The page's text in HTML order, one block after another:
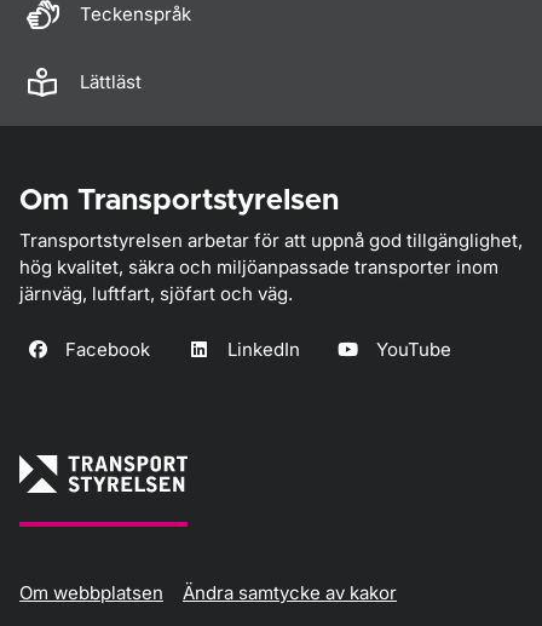
Teckenspråk
Lättläst
Om Transportstyrelsen
Transportstyrelsen arbetar för att uppnå god tillgänglighet,
hög kvalitet, säkra och miljöanpassade transporter inom
järnväg, luftfart, sjöfart och väg.
Facebook LinkedIn YouTube
Om webbplatsen Ändra samtycke av kakor